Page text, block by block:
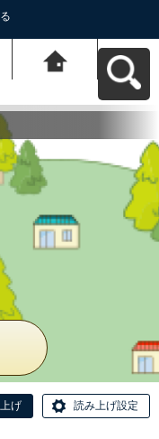
ットへ戻る
げ 読み上げ設定